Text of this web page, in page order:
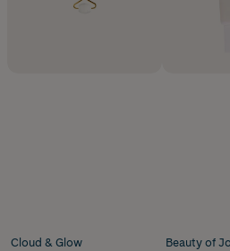
Cloud & Glow
Beauty of